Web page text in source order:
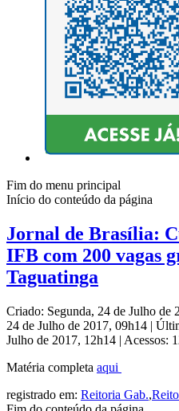
Fim do menu principal
Início do conteúdo da página
Jornal de Brasília:
IFB com 200 vagas
Taguatinga
Criado: Segunda, 24 de Julho de
24 de Julho de 2017, 09h14 |
Julho de 2017, 12h14 | Acessos:
Matéria completa aqui
registrado em: Reitoria Gab.,